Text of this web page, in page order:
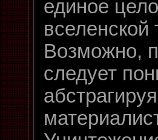
единое
вселенской
Возможно,
следует